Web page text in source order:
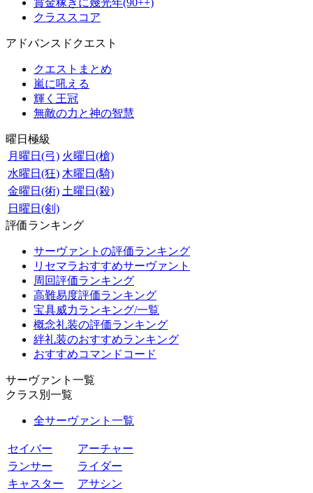
賞金稼ぎに幾光年(90++)
クラススコア
アドバンスドクエスト
クエストまとめ
嵐に吼える
輝く王冠
無敵の力と神の智慧
曜日極級
月曜日(弓) 火曜日(槍)
水曜日(狂) 木曜日(騎)
金曜日(術) 土曜日(殺)
日曜日(剣)
評価ランキング
サーヴァントの評価ランキング
リセマラおすすめサーヴァント
周回評価ランキング
高難易度評価ランキング
宝具威力ランキング/一覧
概念礼装の評価ランキング
絆礼装のおすすめランキング
おすすめコマンドコード
サーヴァント一覧
クラス別一覧
全サーヴァント一覧
セイバー
アーチャー
ランサー
ライダー
キャスター
アサシン